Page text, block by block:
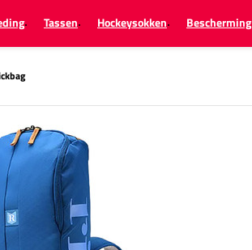
Tassen Hockeysokken Bescherming